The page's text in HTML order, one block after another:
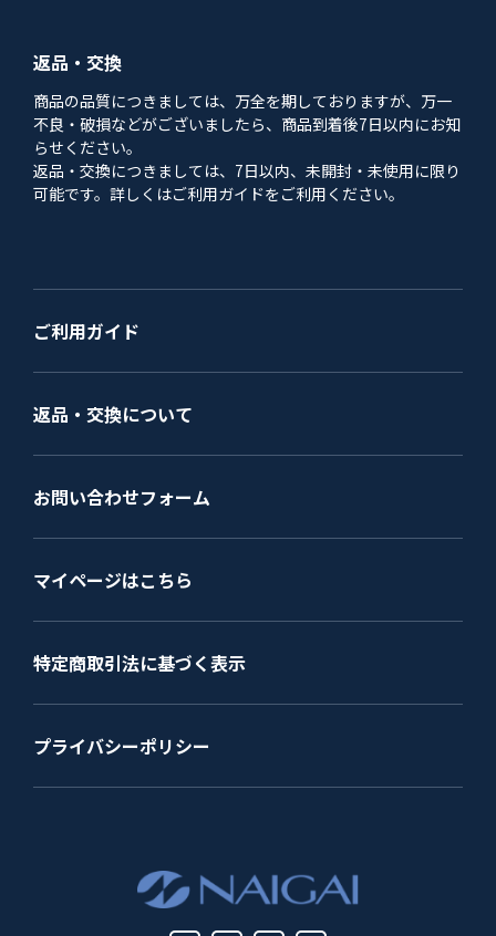
返品・交換
商品の品質につきましては、万全を期しておりますが、万一
不良・破損などがございましたら、商品到着後7日以内にお知
らせください。
返品・交換につきましては、7日以内、未開封・未使用に限り
可能です。詳しくはご利用ガイドをご利用ください。
ご利用ガイド
返品・交換について
お問い合わせフォーム
マイページはこちら
特定商取引法に基づく表示
プライバシーポリシー